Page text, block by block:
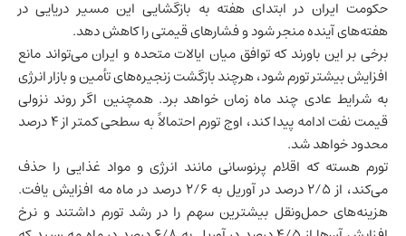
حکومت ایران در ابتدای هفته به بازگشایی این مسیر دریایی در
هفته‌های آینده منجر شود و فشارهای قیمتی را کاهش دهد.
برخی بر این باورند که توافق میان ایالات متحدهو ایران می‌تواند مانع
افزایش بیشتر تورم شود، هرچندبازگشت زنجیره‌های تأمین و بازار انرژی
به شرایط عادی چند ماه زمان خواهد برد. همچنین اگر روند نزولی
قیمت نفت ادامه پیدا کند، اوج تورم احتمالاً به سطحی کمتر از ۴ درصد
محدود خواهد شد.
تورم هسته که اقلام پرنوسانی مانند انرژی و مواد غذایی را حذف
می‌کند، از ۲/۵ درصد در آوریل به ۲/۶ درصد در ماه مه افزایش یافت.
هزینه‌های حمل‌ونقل بیشترین سهم را در رشد تورم داشتند و نرخ